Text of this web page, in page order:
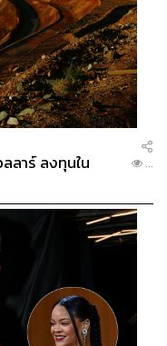
ลาร์ ลงทุนใน
...